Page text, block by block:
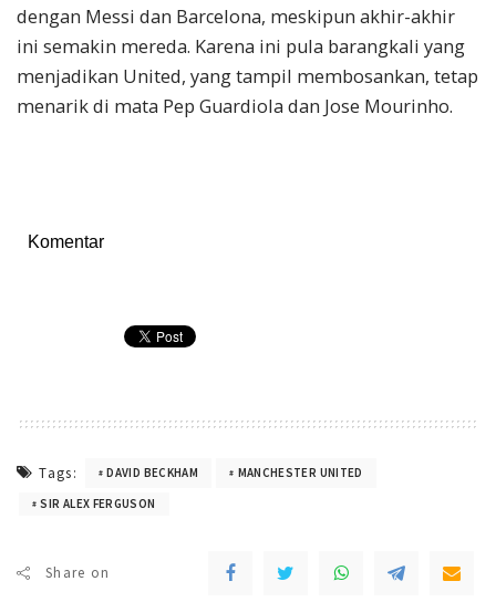
dengan Messi dan Barcelona, meskipun akhir-akhir
ini semakin mereda. Karena ini pula barangkali yang
menjadikan United, yang tampil membosankan, tetap
menarik di mata Pep Guardiola dan Jose Mourinho.
Komentar
Tags: DAVID BECKHAM
MANCHESTER UNITED
SIR ALEX FERGUSON
Share on